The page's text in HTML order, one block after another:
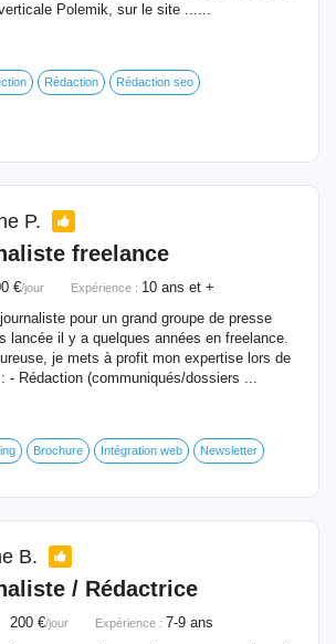
Polemik, sur le site ......
Rédaction Rédaction seo
P.
freelance
€/jour Expérience : 10 ans et +
pour un grand groupe de presse
lancée il y a quelques années en freelance.
je mets à profit mon expertise lors de
- Rédaction (communiqués/dossiers ...
Brochure Intégration web Newsletter
B.
/ Rédactrice
€/jour Expérience : 7-9 ans